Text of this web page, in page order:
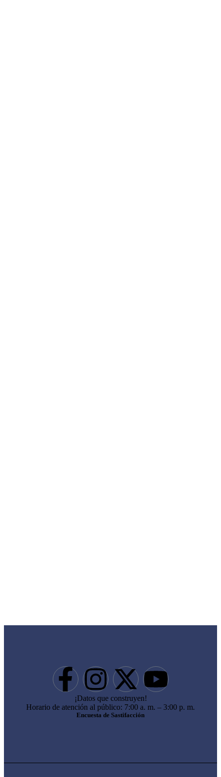
¡Datos que construyen!
Horario de atención al público: 7:00 a. m. – 3:00 p. m.
Encuesta de Sastifacción